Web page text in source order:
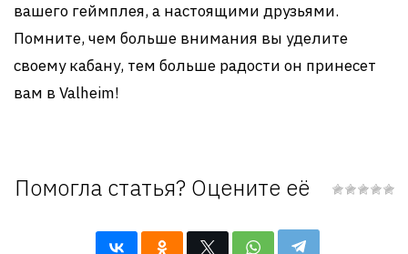
вашего геймплея, а настоящими друзьями.
Помните, чем больше внимания вы уделите
своему кабану, тем больше радости он принесет
вам в Valheim!
Помогла статья? Оцените её